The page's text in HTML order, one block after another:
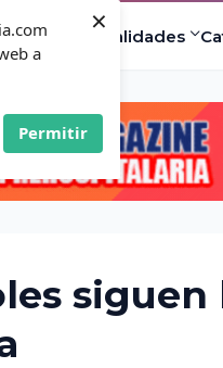
a
Permitir
×
Especialidades
siguen